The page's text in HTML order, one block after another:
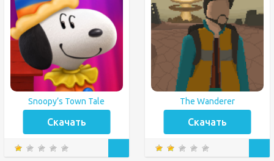
Snoopy’s Town Tale
Скачать
The Wanderer
Скачать